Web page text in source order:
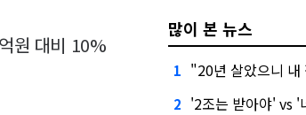
원 대비 10%
많이 본 뉴스
1 "20년 살았으니 내
2 '2조는 받아야' vs '너무